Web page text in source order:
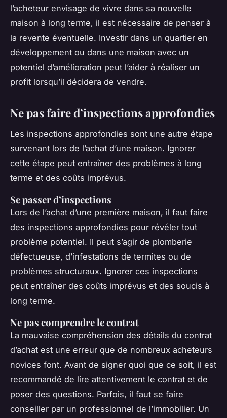
l’acheteur envisage de vivre dans sa nouvelle
maison à long terme, il est nécessaire de penser à
la revente éventuelle. Investir dans un quartier en
développement ou dans une maison avec un
potentiel d’amélioration peut l’aider à réaliser un
profit lorsqu’il décidera de vendre.
Ne pas faire d’inspections approfondies
Les inspections approfondies sont une autre étape
survenant lors de l’achat d’une maison. Ignorer
cette étape peut entraîner des problèmes à long
terme et des coûts imprévus.
Se passer d’inspections
Lors de l’achat d’une première maison, il faut faire
des inspections approfondies pour révéler tout
problème potentiel. Il peut s’agir de plomberie
défectueuse, d’infestations de termites ou de
problèmes structuraux. Ignorer ces inspections
peut entraîner des coûts imprévus et des soucis à
long terme.
Ne pas comprendre le contrat
La mauvaise compréhension des détails du contrat
d’achat est une erreur que de nombreux acheteurs
novices font. Avant de signer quoi que ce soit, il est
recommandé de lire attentivement le contrat et de
poser des questions. Parfois, il faut se faire
conseiller par un professionnel de l’immobilier. Un